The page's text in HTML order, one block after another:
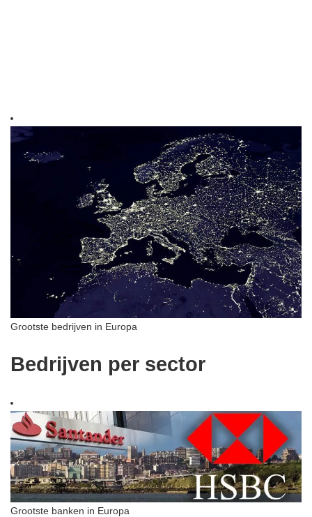
Grootste bedrijven in Europa
Bedrijven per sector
Grootste banken in Europa